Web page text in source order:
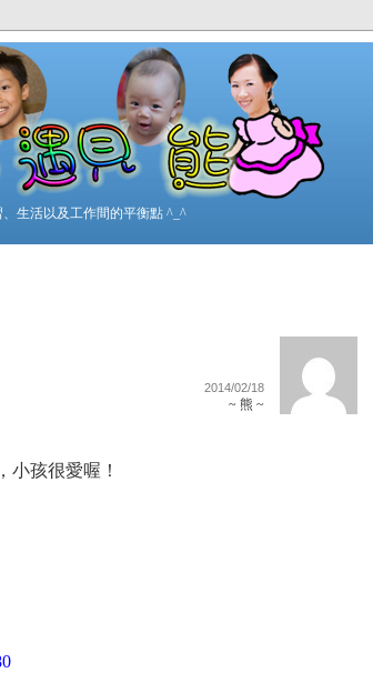
生活以及工作間的平衡點 ^_^
2014/02/18
~ 熊 ~
小孩很愛喔！